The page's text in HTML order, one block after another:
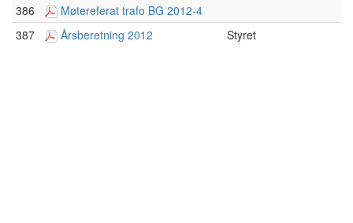
386
Møtereferat trafo BG 2012-4
387
Årsberetning 2012 Styret